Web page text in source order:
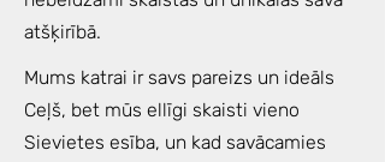
atšķirībā.
Mums katrai ir savs pareizs un ideāls
Ceļš, bet mūs ellīgi skaisti vieno
Sievietes esība, un kad savācamies